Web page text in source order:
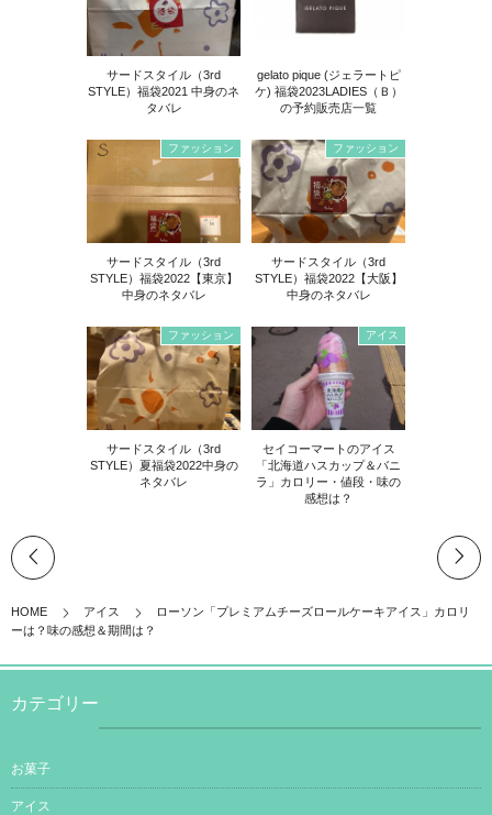
サードスタイル（3rd
STYLE）福袋2021 中身のネ
タバレ
gelato pique (ジェラートピ
ケ) 福袋2023LADIES（Ｂ）
の予約販売店一覧
ファッション
サードスタイル（3rd
STYLE）福袋2022【東京】
中身のネタバレ
ファッション
サードスタイル（3rd
STYLE）福袋2022【大阪】
中身のネタバレ
ファッション
サードスタイル（3rd
STYLE）夏福袋2022中身の
ネタバレ
アイス
セイコーマートのアイス
「北海道ハスカップ＆バニ
ラ」カロリー・値段・味の
感想は？
HOME アイス
ローソン「プレミアムチーズロールケーキアイス」カロリ
ーは？味の感想＆期間は？
カテゴリー
お菓子
アイス